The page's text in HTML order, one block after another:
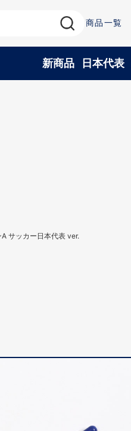
商品一覧
新商品 日本代表
サッカー日本代表 ver.